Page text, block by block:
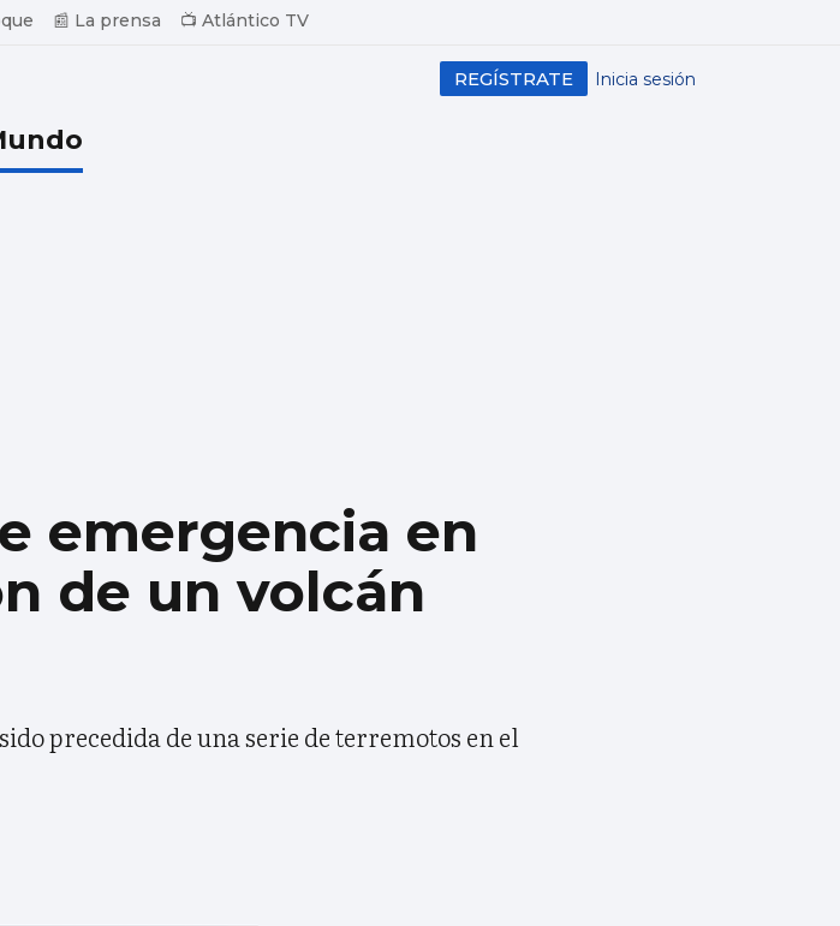
📰 La prensa 📺 Atlántico TV
Inicia sesión
REGÍSTRATE
emergencia en
de un volcán
precedida de una serie de terremotos en el